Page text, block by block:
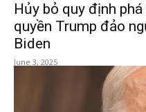
Hủy bỏ quy định
quyền Trump đảo
Biden
June 3, 2025